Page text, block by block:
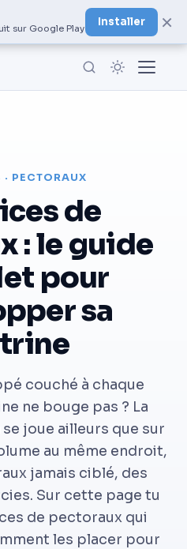
sur Google Play
Installer ×
· PECTORAUX
de
: le guide
pour
sa
couché à chaque
ne bouge pas ? La
joue ailleurs que sur
au même endroit,
jamais ciblé, des
Sur cette page tu
de pectoraux qui
les placer pour